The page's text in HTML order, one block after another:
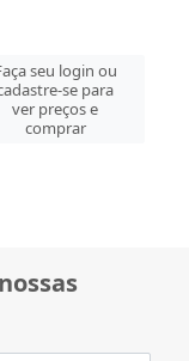
seu login ou
se para
ver preços e
comprar